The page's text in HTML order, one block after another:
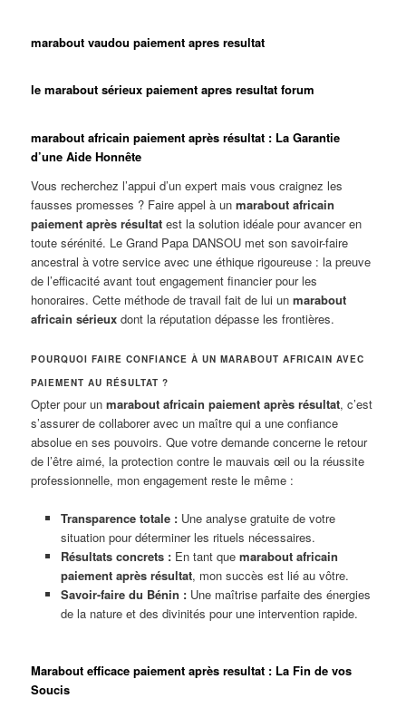
marabout vaudou paiement apres resultat
le marabout sérieux paiement apres resultat forum
marabout africain paiement après résultat : La Garantie
d’une Aide Honnête
Vous recherchez l’appui d’un expert mais vous craignez les
fausses promesses ? Faire appel à unmarabout africain
paiement après résultat est la solution idéale pour avancer en
toute sérénité. Le Grand Papa DANSOU met son savoir-faire
ancestral à votre service avec une éthique rigoureuse : la preuve
de l’efficacité avant tout engagement financier pour les
honoraires. Cette méthode de travail fait de lui unmarabout
africain sérieux dont la réputation dépasse les frontières.
POURQUOI FAIRE CONFIANCE À UN MARABOUT AFRICAIN AVEC
PAIEMENT AU RÉSULTAT ?
Opter pour unmarabout africain paiement après résultat, c’est
s’assurer de collaborer avec un maître qui a une confiance
absolue en ses pouvoirs. Que votre demande concerne le retour
de l’être aimé, la protection contre le mauvais œil ou la réussite
professionnelle, mon engagement reste le même :
Transparence totale :Une analyse gratuite de votre
situation pour déterminer les rituels nécessaires.
Résultats concrets :En tant que marabout africain
paiement après résultat, mon succès est lié au vôtre.
Savoir-faire du Bénin :Une maîtrise parfaite des énergies
de la nature et des divinités pour une intervention rapide.
Marabout efficace paiement après resultat : La Fin de vos
Soucis